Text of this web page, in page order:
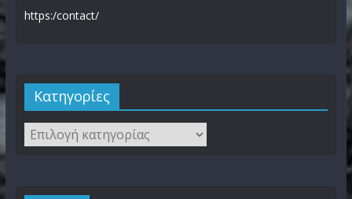
https:/contact/
Kατηγορίες